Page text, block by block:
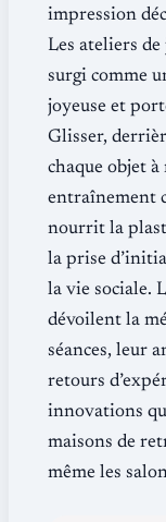
impression
Les ateliers
surgi comme
joyeuse et
Glisser,
chaque objet
entraînement
nourrit la
la prise
la vie sociale.
dévoilent la
séances, leur
retours
innovations
maisons de
même les